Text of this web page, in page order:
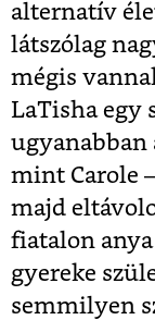
alternatív
látszólag
mégis
LaTisha egy
ugyanabban
mint Carole
majd
fiatalon
gyereke
semmilyen